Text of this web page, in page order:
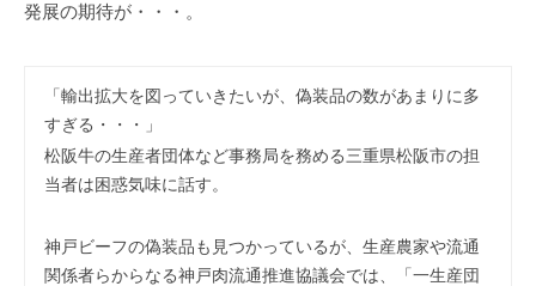
発展の期待が・・・。
「輸出拡大を図っていきたいが、偽装品の数があまりに多
すぎる・・・」
松阪牛の生産者団体など事務局を務める三重県松阪市の担
当者は困惑気味に話す。
神戸ビーフの偽装品も見つかっているが、生産農家や流通
関係者らからなる神戸肉流通推進協議会では、「一生産団